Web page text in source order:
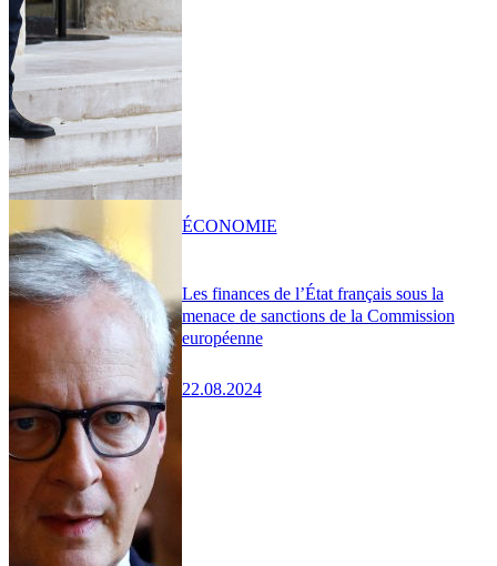
Les finances de l’État français sous la
menace de sanctions de la Commission
européenne
22.08.2024
ÉCONOMIE